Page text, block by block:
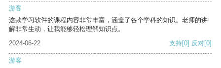
游客
这款学习软件的课程内容非常丰富，涵盖了各个学科的知识。老师的讲
解非常生动，让我能够轻松理解知识点。
2024-06-22
支持[0] 反对[0]
游客